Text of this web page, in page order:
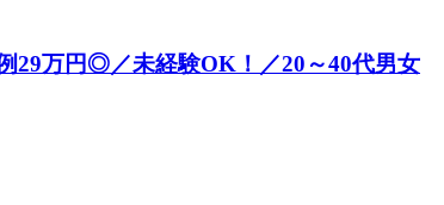
29万円◎／未経験OK！／20～40代男女